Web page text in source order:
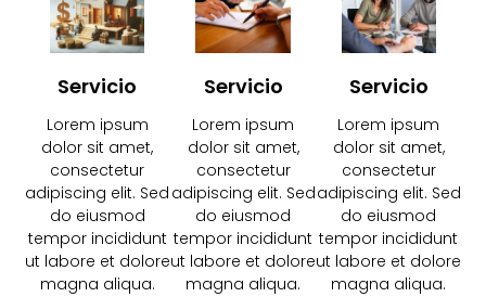
Servicio
Lorem ipsum
dolor sit amet,
consectetur
adipiscing elit. Sed
do eiusmod
tempor incididunt
ut labore et dolore
magna aliqua.​
Servicio
Lorem ipsum
dolor sit amet,
consectetur
adipiscing elit. Sed
do eiusmod
tempor incididunt
ut labore et dolore
magna aliqua.​
Servicio
Lorem ipsum
dolor sit amet,
consectetur
adipiscing elit. Sed
do eiusmod
tempor incididunt
ut labore et dolore
magna aliqua.​